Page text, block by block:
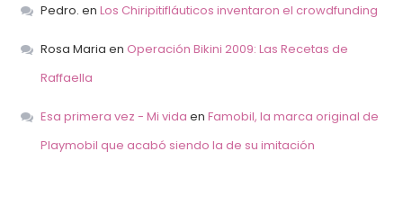
Pedro. en Los Chiripitifláuticos inventaron el crowdfunding
Rosa Maria en Operación Bikini 2009: Las Recetas de
Raffaella
Esa primera vez - Mi vida en Famobil, la marca original de
Playmobil que acabó siendo la de su imitación